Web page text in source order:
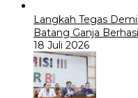
Langkah Tegas
Batang Ganja
18 Juli 2026